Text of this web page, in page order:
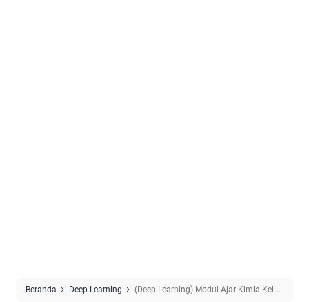
Beranda Deep Learning
(Deep Learning) Modul Ajar Kimia Kelas